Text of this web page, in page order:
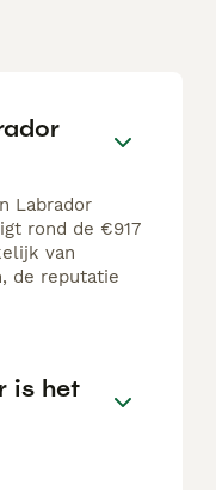
Labrador
rond de €917
van
de reputatie
is het